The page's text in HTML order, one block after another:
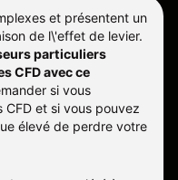
et présentent un
de l\'effet de levier.
particuliers
CFD avec ce
si vous
et si vous pouvez
élevé de perdre votre